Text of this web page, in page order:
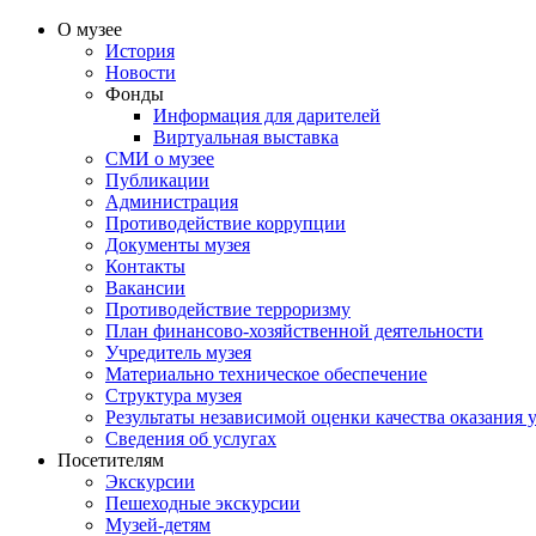
О музее
История
Новости
Фонды
Информация для дарителей
Виртуальная выставка
СМИ о музее
Публикации
Администрация
Противодействие коррупции
Документы музея
Контакты
Вакансии
Противодействие терроризму
План финансово-хозяйственной деятельности
Учредитель музея
Материально техническое обеспечение
Структура музея
Результаты независимой оценки качества оказания
Сведения об услугах
Посетителям
Экскурсии
Пешеходные экскурсии
Музей-детям